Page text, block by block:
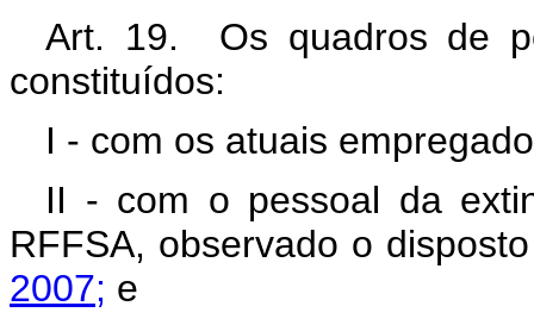
Art. 19. Os quadros de
constituídos:
I - com os atuais
II - com o pessoal da
RFFSA, observado o
2007; e